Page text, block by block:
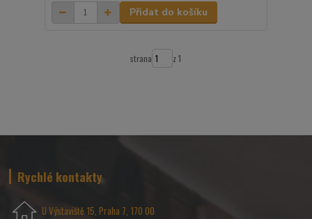
Přidat do košíku
strana z 1
Rychlé kontakty
U Výstaviště 15, Praha 7, 170 00